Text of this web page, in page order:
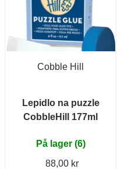
Cobble Hill
Lepidlo na puzzle
CobbleHill 177ml
På lager (6)
88,00 kr